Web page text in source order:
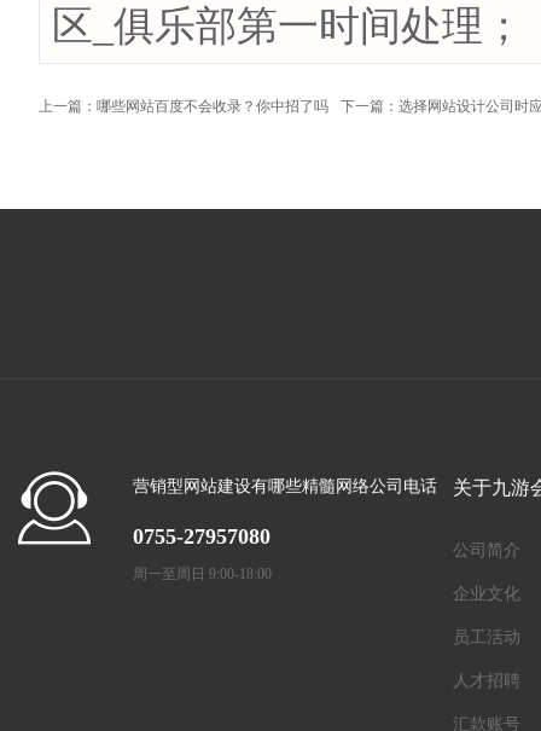
区_俱乐部第一时间处理；
上一篇：哪些网站百度不会收录？你中招了吗 下一篇：选择网站设计公司时
营销型网站建设有哪些精髓网络公司电话
0755-27957080
周一至周日 9:00-18:00
关于九游
公司简介
企业文化
员工活动
人才招聘
汇款账号